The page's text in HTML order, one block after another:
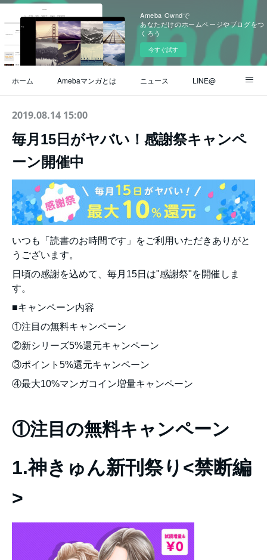
Ameba Owndで
あなただけのホームページやブログをつ
くろう
今すぐ試す
ホーム Amebaマンガとは ニュース LINE@
Instagram 公式ブログ
お問い合わせ
2019.08.14 15:00
毎月15日がヤバい！感謝祭キャンペ
ーン開催中
いつも「読書のお時間です」をご利用いただきありがと
うございます。
日頃の感謝を込めて、毎月15日は"感謝祭"を開催しま
す。
■キャンペーン内容
①注目の無料キャンペーン
②新シリーズ5%還元キャンペーン
③ポイント5%還元キャンペーン
④最大10%マンガコイン増量キャンペーン
①注目の無料キャンペーン
1.神きゅん新刊祭り<禁断編
>